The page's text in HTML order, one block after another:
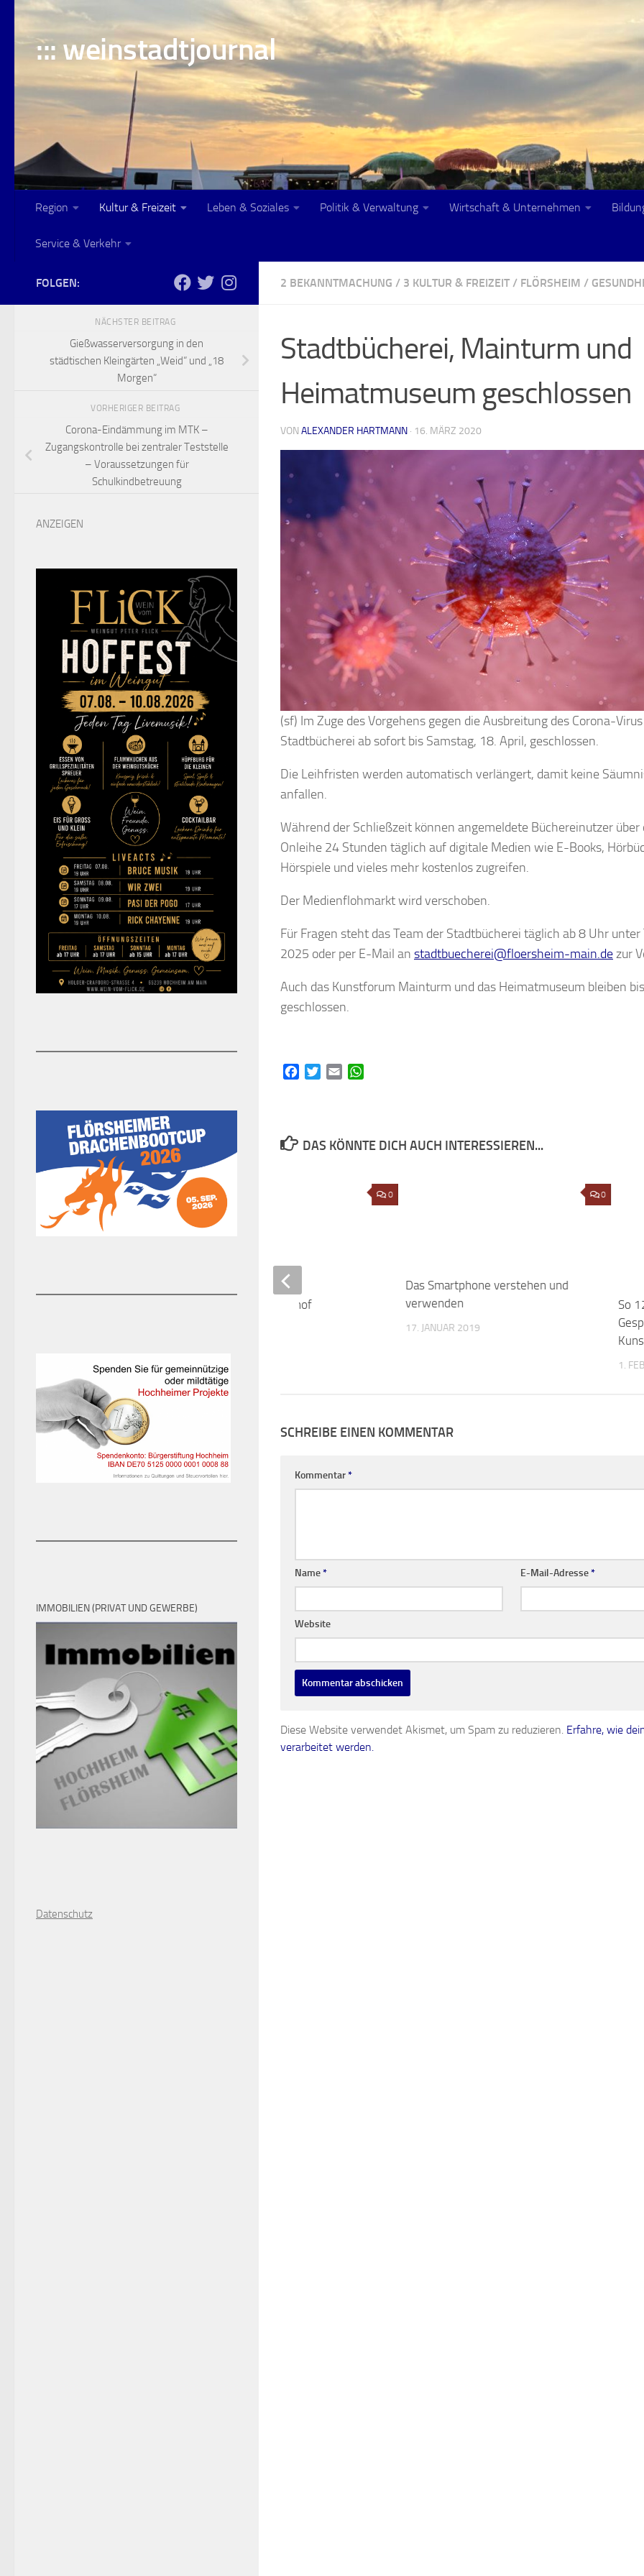
Skip to content
::: weinstadtjournal
Region Kultur & Freizeit Leben & Soziales Politik & Verwaltung Wirtschaft & Unternehmen
Service & Verkehr
2 BEKANNTMACHUNG / 3 KULTUR & FREIZEIT / FLÖRSHEIM /
Stadtbücherei, Mainturm und
Heimatmuseum geschlossen
VON ALEXANDER HARTMANN · 16. MÄRZ 2020
(sf) Im Zuge des Vorgehens gegen die Ausbreitung des Corona-
Stadtbücherei ab sofort bis Samstag, 18. April, geschlossen.
Die Leihfristen werden automatisch verlängert, damit keine
anfallen.
Während der Schließzeit können angemeldete Büchereinutzer über
Onleihe 24 Stunden täglich auf digitale Medien wie E-Books,
Hörspiele und vieles mehr kostenlos zugreifen.
Der Medienflohmarkt wird verschoben.
Für Fragen steht das Team der Stadtbücherei täglich ab 8 Uhr
2025 oder per E-Mail an stadtbuecherei@floersheim-main.dezur
Auch das Kunstforum Mainturm und das Heimatmuseum bleiben
geschlossen.
FacebookTwitterEmail
DAS KÖNNTE DICH AUCH INTERESSIEREN...
0
0
60 Jahre Dorotheenhof
19. NOVEMBER 2019
verarbeitet werden.
FOLGEN:
NÄCHSTER BEITRAG
Gießwasserversorgung in den
städtischen Kleingärten „Weid“ und „18
Morgen“
VORHERIGER BEITRAG
Corona-Eindämmung im MTK –
Zugangskontrolle bei zentraler Teststelle
– Voraussetzungen für
Schulkindbetreuung
ANZEIGEN
IMMOBILIEN (PRIVAT UND GEWERBE)
Datenschutz